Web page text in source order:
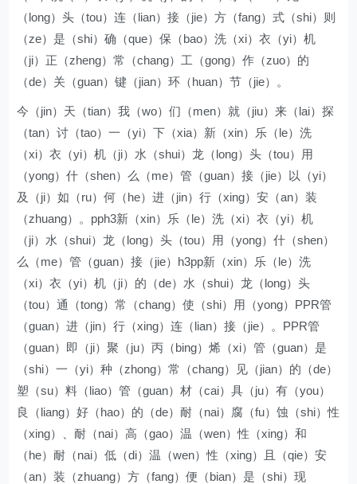
（long）头（tou）连（lian）接（jie）方（fang）式（shi）则
（ze）是（shi）确（que）保（bao）洗（xi）衣（yi）机
（ji）正（zheng）常（chang）工（gong）作（zuo）的
（de）关（guan）键（jian）环（huan）节（jie）。
今（jin）天（tian）我（wo）们（men）就（jiu）来（lai）探
（tan）讨（tao）一（yi）下（xia）新（xin）乐（le）洗
（xi）衣（yi）机（ji）水（shui）龙（long）头（tou）用
（yong）什（shen）么（me）管（guan）接（jie）以（yi）
及（ji）如（ru）何（he）进（jin）行（xing）安（an）装
（zhuang）。pph3新（xin）乐（le）洗（xi）衣（yi）机
（ji）水（shui）龙（long）头（tou）用（yong）什（shen）
么（me）管（guan）接（jie）h3pp新（xin）乐（le）洗
（xi）衣（yi）机（ji）的（de）水（shui）龙（long）头
（tou）通（tong）常（chang）使（shi）用（yong）PPR管
（guan）进（jin）行（xing）连（lian）接（jie）。PPR管
（guan）即（ji）聚（ju）丙（bing）烯（xi）管（guan）是
（shi）一（yi）种（zhong）常（chang）见（jian）的（de）
塑（su）料（liao）管（guan）材（cai）具（ju）有（you）
良（liang）好（hao）的（de）耐（nai）腐（fu）蚀（shi）性
（xing）、耐（nai）高（gao）温（wen）性（xing）和
（he）耐（nai）低（di）温（wen）性（xing）且（qie）安
（an）装（zhuang）方（fang）便（bian）是（shi）现